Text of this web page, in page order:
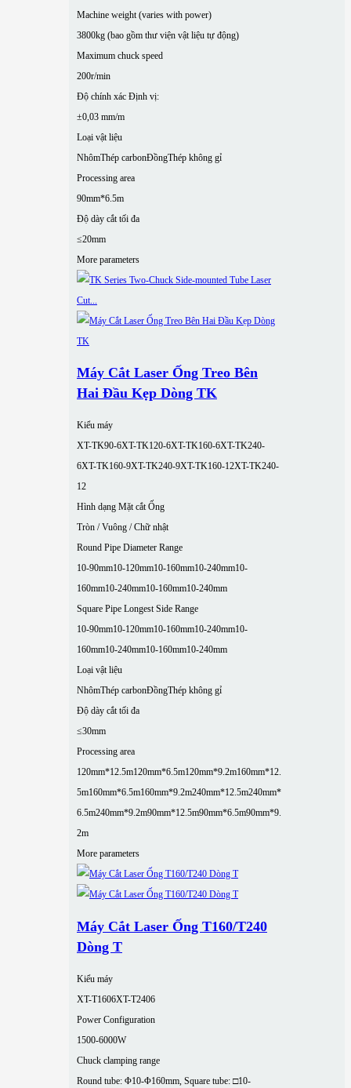
Machine weight (varies with power)
3800kg (bao gồm thư viện vật liệu tự động)
Maximum chuck speed
200r/min
Độ chính xác Định vị:
±0,03 mm/m
Loại vật liệu
NhômThép carbonĐồngThép không gỉ
Processing area
90mm*6.5m
Độ dày cắt tối đa
≤20mm
More parameters
Máy Cắt Laser Ống Treo Bên
Hai Đầu Kẹp Dòng TK
Kiểu máy
XT-TK90-6XT-TK120-6XT-TK160-6XT-TK240-
6XT-TK160-9XT-TK240-9XT-TK160-12XT-TK240-
12
Hình dạng Mặt cắt Ống
Tròn / Vuông / Chữ nhật
Round Pipe Diameter Range
10-90mm10-120mm10-160mm10-240mm10-
160mm10-240mm10-160mm10-240mm
Square Pipe Longest Side Range
10-90mm10-120mm10-160mm10-240mm10-
160mm10-240mm10-160mm10-240mm
Loại vật liệu
NhômThép carbonĐồngThép không gỉ
Độ dày cắt tối đa
≤30mm
Processing area
120mm*12.5m120mm*6.5m120mm*9.2m160mm*12.
5m160mm*6.5m160mm*9.2m240mm*12.5m240mm*
6.5m240mm*9.2m90mm*12.5m90mm*6.5m90mm*9.
2m
More parameters
Máy Cắt Laser Ống T160/T240
Dòng T
Kiểu máy
XT-T1606XT-T2406
Power Configuration
1500-6000W
Chuck clamping range
Round tube: Φ10-Φ160mm, Square tube: □10-